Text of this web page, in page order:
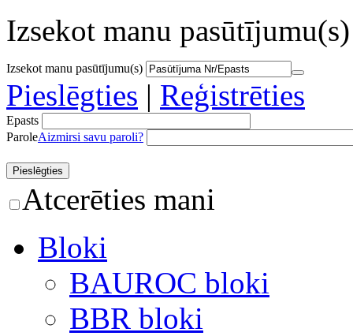
Izsekot manu pasūtījumu(s)
Izsekot manu pasūtījumu(s)
Pieslēgties | Reģistrēties
Epasts
ParoleAizmirsi savu paroli?
Atcerēties mani
Bloki
BAUROC bloki
BBR bloki